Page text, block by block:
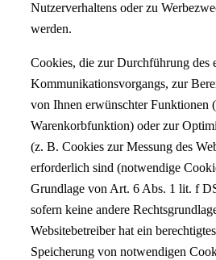
Nutzerverhaltens oder zu
werden.
Cookies, die zur Durchführung des
Kommunikationsvorgangs, zur
von Ihnen erwünschter Funktionen
Warenkorbfunktion) oder zur
(z. B. Cookies zur Messung des
erforderlich sind (notwendige
Grundlage von Art. 6 Abs. 1 lit. f
sofern keine andere
Websitebetreiber hat ein
Speicherung von notwendigen